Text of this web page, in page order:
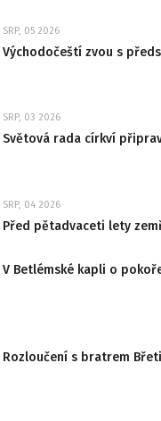
SRP, 05 2026
Východočeští zvou s
SRP, 03 2026
Světová rada církví
SRP, 04 2026
Před pětadvaceti lety
V Betlémské kapli o
Rozloučení s bratrem